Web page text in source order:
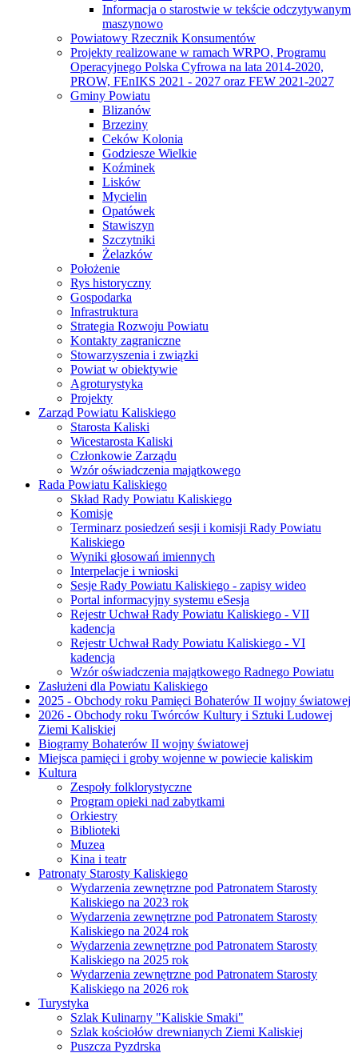
Informacja o starostwie w tekście odczytywanym
maszynowo
Powiatowy Rzecznik Konsumentów
Projekty realizowane w ramach WRPO, Programu
Operacyjnego Polska Cyfrowa na lata 2014-2020,
PROW, FEnIKS 2021 - 2027 oraz FEW 2021-2027
Gminy Powiatu
Blizanów
Brzeziny
Ceków Kolonia
Godziesze Wielkie
Koźminek
Lisków
Mycielin
Opatówek
Stawiszyn
Szczytniki
Żelazków
Położenie
Rys historyczny
Gospodarka
Infrastruktura
Strategia Rozwoju Powiatu
Kontakty zagraniczne
Stowarzyszenia i związki
Powiat w obiektywie
Agroturystyka
Projekty
Zarząd Powiatu Kaliskiego
Starosta Kaliski
Wicestarosta Kaliski
Członkowie Zarządu
Wzór oświadczenia majątkowego
Rada Powiatu Kaliskiego
Skład Rady Powiatu Kaliskiego
Komisje
Terminarz posiedzeń sesji i komisji Rady Powiatu
Kaliskiego
Wyniki głosowań imiennych
Interpelacje i wnioski
Sesje Rady Powiatu Kaliskiego - zapisy wideo
Portal informacyjny systemu eSesja
Rejestr Uchwał Rady Powiatu Kaliskiego - VII
kadencja
Rejestr Uchwał Rady Powiatu Kaliskiego - VI
kadencja
Wzór oświadczenia majątkowego Radnego Powiatu
Zasłużeni dla Powiatu Kaliskiego
2025 - Obchody roku Pamięci Bohaterów II wojny światowej
2026 - Obchody roku Twórców Kultury i Sztuki Ludowej
Ziemi Kaliskiej
Biogramy Bohaterów II wojny światowej
Miejsca pamięci i groby wojenne w powiecie kaliskim
Kultura
Zespoły folklorystyczne
Program opieki nad zabytkami
Orkiestry
Biblioteki
Muzea
Kina i teatr
Patronaty Starosty Kaliskiego
Wydarzenia zewnętrzne pod Patronatem Starosty
Kaliskiego na 2023 rok
Wydarzenia zewnętrzne pod Patronatem Starosty
Kaliskiego na 2024 rok
Wydarzenia zewnętrzne pod Patronatem Starosty
Kaliskiego na 2025 rok
Wydarzenia zewnętrzne pod Patronatem Starosty
Kaliskiego na 2026 rok
Turystyka
Szlak Kulinarny "Kaliskie Smaki"
Szlak kościołów drewnianych Ziemi Kaliskiej
Puszcza Pyzdrska